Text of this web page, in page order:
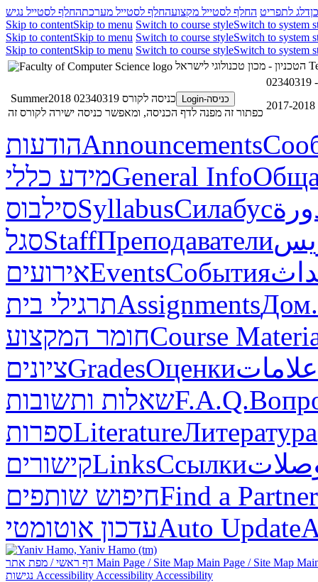
דלג לתפריט החלף לסטייל מקצועהחלף לסטייל מערכתהחלף לסטייל נגיש
Skip to contentSkip to menu Switch to course styleSwitch to system
Skip to contentSkip to menu Switch to course styleSwitch to system
Skip to contentSkip to menu Switch to course styleSwitch to system
כניסה-Login
כניסה לקורס 02340319 Summer2018
כפתור זה מפנה לדף הכניסה, ומאפשר כניסה ישירה לקורס זה
הודעותAnnouncements
מידע כלליGeneral Info
סילבוסSyllabusСилабус
סגלStaffПреподаватели
אירועיםEventsСобытия
תרגילי ביתAssignmentsДом.
חומר המקצועCourse
ציוניםGradesОценкиعلامات
שאלות ותשובותF.A.Q.
ספרותLiteratureЛитература
קישוריםLinksСсылки
חיפוש שותפיםFind a Partner
עדכון אוטומטיAuto Update
Main Page / Site Map Main Page / Site Map
Accessibility Accessibility Accessibility